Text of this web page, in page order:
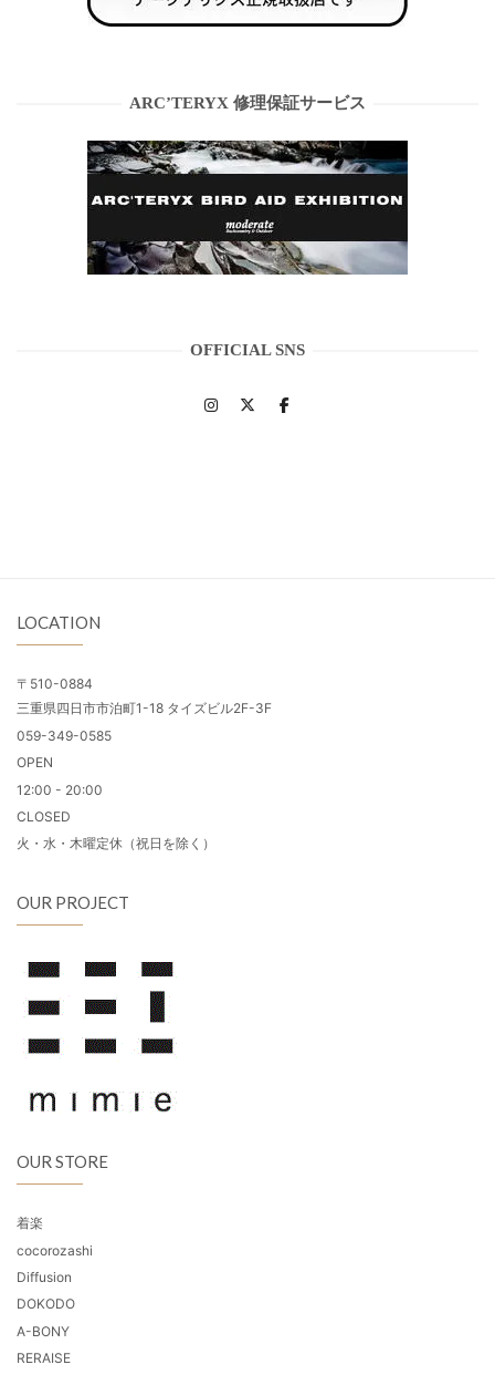
ARC’TERYX 修理保証サービス
OFFICIAL SNS
LOCATION
〒510-0884
三重県四日市市泊町1-18 タイズビル2F-3F
059-349-0585
OPEN
12:00 - 20:00
CLOSED
火・水・木曜定休（祝日を除く）
OUR PROJECT
OUR STORE
着楽
cocorozashi
Diffusion
DOKODO
A-BONY
RERAISE